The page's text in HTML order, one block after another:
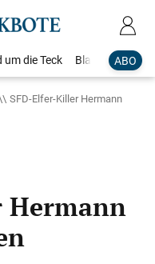
ABO
um die Teck Blaulicht
SFD-Elfer-Killer Hermann
Hermann